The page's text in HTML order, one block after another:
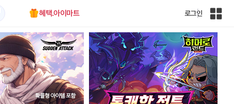
혜택.아이마트 로그인
인
전
이
트
맵